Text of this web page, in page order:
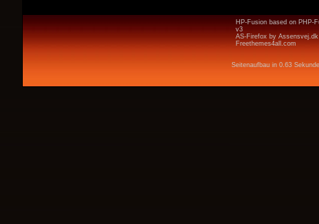
HP-Fusion based on PHP-
v3
AS-Firefox byAssensvej.dk
Freethemes4all.com
Seitenaufbau in 0.63